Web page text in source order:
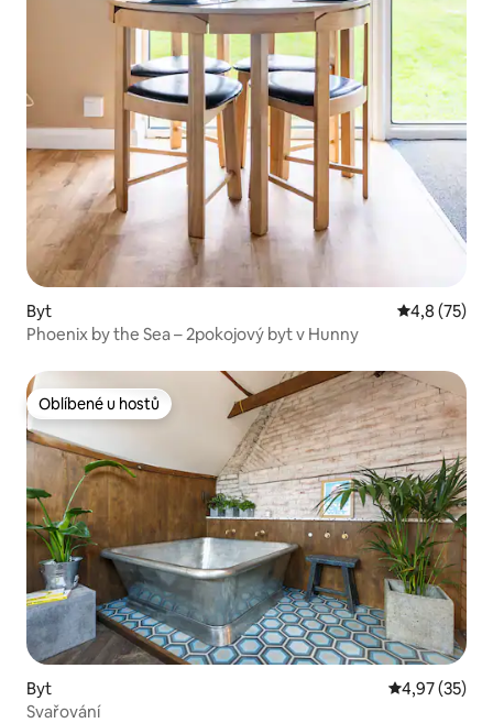
Byt Průměrné
4,8 (75)
Phoenix by the Sea – 2pokojový byt v Hunny
Oblíbené u hostů
Oblíbené u hostů
Byt Průměrné
4,97 (35)
Svařování